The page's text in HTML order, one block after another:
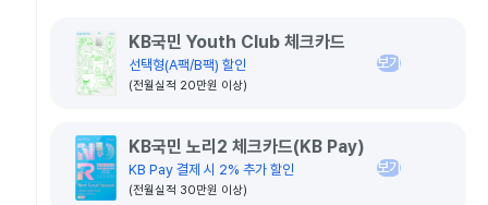
KB국민 Youth Club 체크카드
선택형(A팩/B팩) 할인
(전월실적 20만원 이상)
보기
KB국민 노리2 체크카드(KB Pay)
KB Pay 결제 시 2% 추가 할인
(전월실적 30만원 이상)
보기